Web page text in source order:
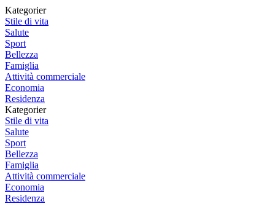
Kategorier
Stile di vita
Salute
Sport
Bellezza
Famiglia
Attività commerciale
Economia
Residenza
Kategorier
Stile di vita
Salute
Sport
Bellezza
Famiglia
Attività commerciale
Economia
Residenza